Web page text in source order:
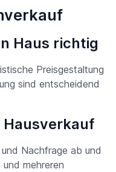
Haus richtig
Preisgestaltung
sind entscheidend
Nachfrage ab und
mehreren